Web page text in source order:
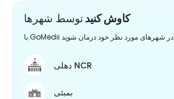
کاوش کنیدتوسط شهرها
با GoMedii در شهرهای مورد نظر خود درمان شوید
دهلی NCR
بمبئی